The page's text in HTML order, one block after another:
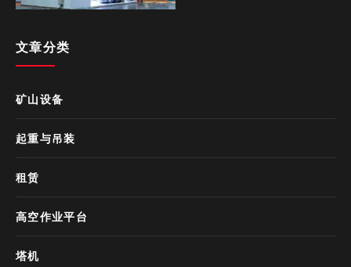
文章分类
矿山设备
起重与吊装
租赁
高空作业平台
塔机